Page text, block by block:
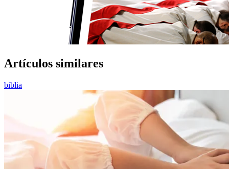
Artículos similares
biblia